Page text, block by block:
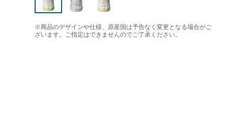
※商品のデザインや仕様、原産国は予告なく変更となる場合がご
ざいます。ご指定はできませんのでご了承ください。